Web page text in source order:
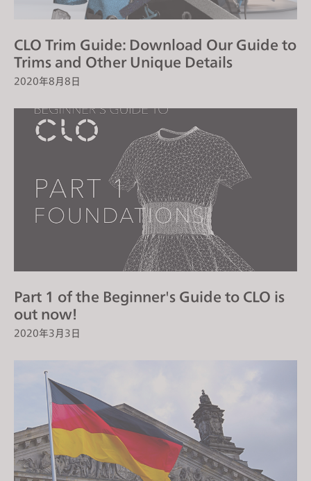
CLO Trim Guide: Download Our Guide to
Trims and Other Unique Details
2020年8月8日
Part 1 of the Beginner's Guide to CLO is
out now!
2020年3月3日